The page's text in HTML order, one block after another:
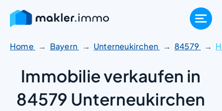
Zum
Inhalt
springen
Home Bayern Unterneukirchen 84579
Immobilie verkaufen in
84579 Unterneukirchen